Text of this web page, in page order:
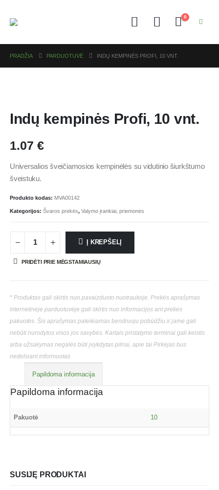
0
PRADŽIA PARDUOTUVĖ INDŲ KEMPINĖS PROFI, 10 VNT.
Indų kempinės Profi, 10 vnt.
1.07 €
Universalios šveičiamosios kempinėlės su vidutinio šiurkštumo
šveistuku.
Produkto kodas: MVA00142
Kategorijos: Švaros prekės, Valymo įrankiai, priemonės
Į KREPŠELĮ
PRIDĖTI PRIE MĖGSTAMIAUSIŲ
* Produktas gali skirtis nuo pavaizduoto nuotraukoje. Prekės aprašymas
internetinėje parduotuvėje gali skirtis nuo informacijos ant prekės
pakuotės. Šis aprašymas pateikiamas bendruoju pobūdžiu ir jame gali
nebūti nurodytos visos jos savybės. Kartais pristatymo terminai gali keistis
arba užsakymas negalės būti įvykdytas pilnai, apie tai Pirkėjas bus
nedelsiant informuotas
Papildoma informacija
Papildoma informacija
Pakuotė 10
SUSIJĘ PRODUKTAI